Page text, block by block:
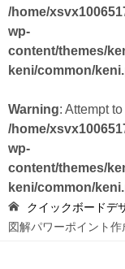
/home/
wp-
content/themes/
keni/common/
Warning: Attempt
/home/
wp-
content/themes/
keni/common/
クイックボードデ
図解パワーポイント作